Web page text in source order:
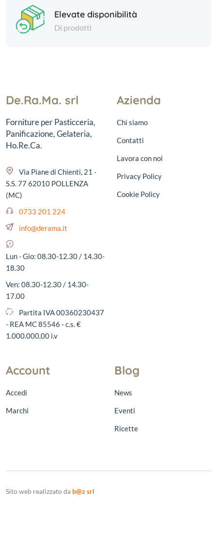
Elevate disponibilità
Di prodotti
De.Ra.Ma. srl
Forniture per Pasticceria,
Panificazione, Gelateria,
Ho.Re.Ca.
Via Piane di Chienti, 21 -
S.S. 77 62010 POLLENZA
(MC)
0733 201 224
info@derama.it
Lun - Gio: 08.30-12.30 / 14.30-
18.30
Ven: 08.30-12.30 / 14.30-
17.00
Partita IVA 00360230437
- REA MC 85546 - c.s. €
1.000.000,00 i.v
Azienda
Chi siamo
Contatti
Lavora con noi
Privacy Policy
Cookie Policy
Account
Accedi
Marchi
Blog
News
Eventi
Ricette
Sito web realizzato da b@z srl